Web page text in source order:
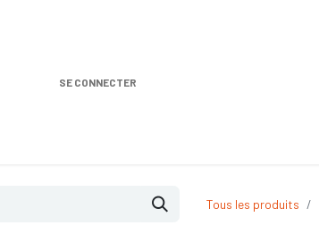
SE CONNECTER
Tous les produits